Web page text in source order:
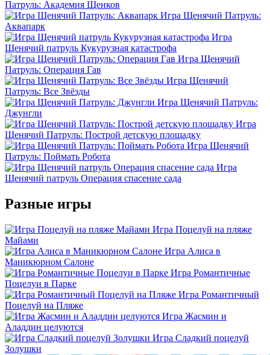
Патруль: Академия Щенков
Игра Щенячий Патруль:
Аквапарк
Игра
Щенячий патруль Кукурузная катастрофа
Игра Щенячий
Патруль: Операция Гав
Игра Щенячий
Патруль: Все Звёзды
Игра Щенячий Патруль:
Джунгли
Игра
Щенячий Патруль: Построй детскую площадку
Игра Щенячий
Патруль: Поймать Робота
Игра
Щенячий патруль Операция спасение сада
Разные игры
Игра Поцелуй на пляже
Майами
Игра Алиса в
Маникюрном Салоне
Игра Романтичные
Поцелуи в Парке
Игра Романтичный
Поцелуй на Пляже
Игра Жасмин и
Аладдин целуются
Игра Сладкий поцелуй
Золушки